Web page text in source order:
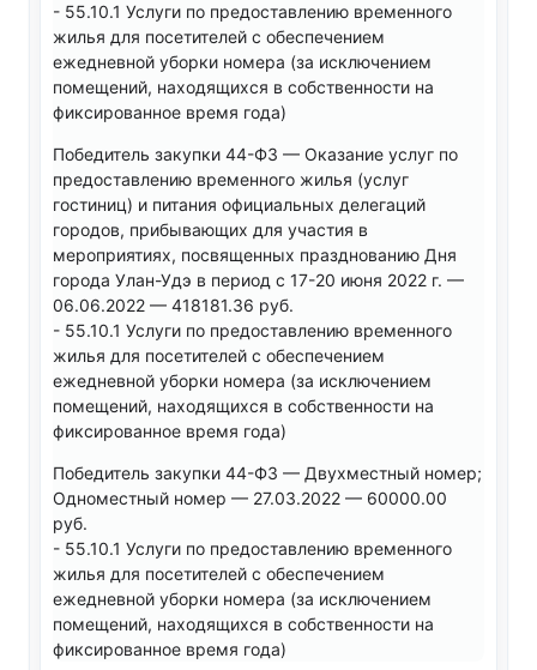
- 55.10.1 Услуги по предоставлению временного
жилья для посетителей с обеспечением
ежедневной уборки номера (за исключением
помещений, находящихся в собственности на
фиксированное время года)
Победитель закупки 44-ФЗ — Оказание услуг по
предоставлению временного жилья (услуг
гостиниц) и питания официальных делегаций
городов, прибывающих для участия в
мероприятиях, посвященных празднованию Дня
города Улан-Удэ в период с 17-20 июня 2022 г. —
06.06.2022 — 418181.36 руб.
- 55.10.1 Услуги по предоставлению временного
жилья для посетителей с обеспечением
ежедневной уборки номера (за исключением
помещений, находящихся в собственности на
фиксированное время года)
Победитель закупки 44-ФЗ — Двухместный номер;
Одноместный номер — 27.03.2022 — 60000.00
руб.
- 55.10.1 Услуги по предоставлению временного
жилья для посетителей с обеспечением
ежедневной уборки номера (за исключением
помещений, находящихся в собственности на
фиксированное время года)